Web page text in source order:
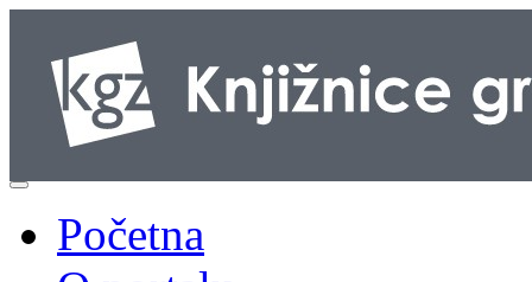
Početna